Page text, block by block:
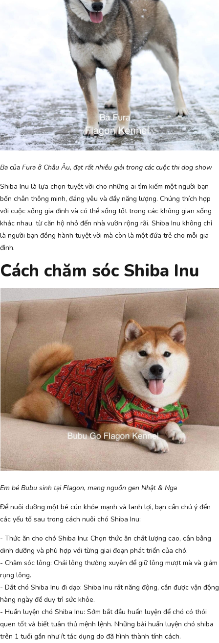
Ba của Fura ở Châu Âu, đạt rất nhiều giải trong các cuộc thi dog show
Shiba Inu là lựa chọn tuyệt vời cho những ai tìm kiếm một người bạn
bốn chân thông minh, đáng yêu và đầy năng lượng. Chúng thích hợp
với cuộc sống gia đình và có thể sống tốt trong các không gian sống
khác nhau, từ căn hộ nhỏ đến nhà vườn rộng rãi. Shiba Inu không chỉ
là người bạn đồng hành tuyệt vời mà còn là một đứa trẻ cho mỗi gia
đình.
Cách chăm sóc Shiba Inu
Em bé Bubu sinh tại Flagon, mang nguồn gen Nhật & Nga
Để nuôi dưỡng một bé cún khỏe mạnh và lanh lợi, bạn cần chú ý đến
các yếu tố sau trong cách nuôi chó Shiba Inu:
- Thức ăn cho chó Shiba Inu: Chọn thức ăn chất lượng cao, cân bằng
dinh dưỡng và phù hợp với từng giai đoạn phát triển của chó.
- Chăm sóc lông: Chải lông thường xuyên để giữ lông mượt mà và giảm
rụng lông.
- Dắt chó Shiba Inu đi dạo: Shiba Inu rất năng động, cần được vận động
hàng ngày để duy trì sức khỏe.
- Huấn luyện chó Shiba Inu: Sớm bắt đầu huấn luyện để chó có thói
quen tốt và biết tuân thủ mệnh lệnh. Những bài huấn luyện chó shiba
trên 1 tuổi gần như ít tác dụng do đã hình thành tính cách.